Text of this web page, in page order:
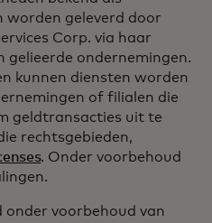
worden geleverd door
Corp. via haar
gelieerde ondernemingen.
kunnen diensten worden
of filialen die
geldtransacties uit te
rechtsgebieden,
. Onder voorbehoud
onder voorbehoud van